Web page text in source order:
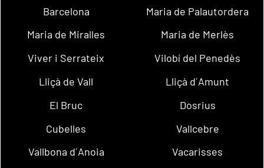
Barcelona
Maria de Palautordera
Maria de Miralles
Maria de Merlès
Viver i Serrateix
Vilobí del Penedès
Lliçà de Vall
Lliçà d´Amunt
El Bruc
Dosrius
Cubelles
Vallcebre
Vallbona d´Anoia
Vacarisses